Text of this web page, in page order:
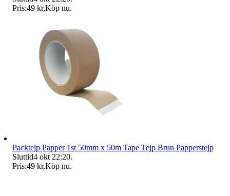
Pris:49 kr,Köp nu.
Packtejp Papper 1st 50mm x 50m Tape Tejp Brun Papperstejp
Sluttid4 okt 22:20.
Pris:49 kr,Köp nu.